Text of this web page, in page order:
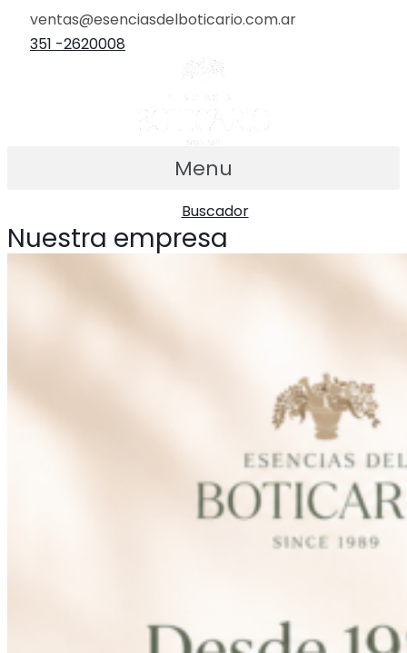
ventas@esenciasdelboticario.com.ar
351 -2620008
Menu
Buscador
Nuestra empresa